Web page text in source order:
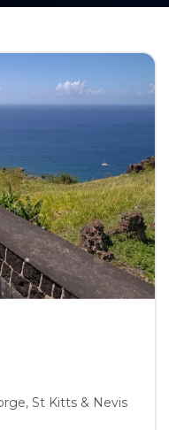
St Kitts & Nevis